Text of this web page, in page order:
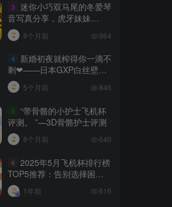
3 迷你小巧双马尾的冬爱琴
音写真分享，虎牙妹妹
YYDS!
8个月前 964
4
新婚初夜就榨得你一滴不
剩❤——日本GXP白丝壁女
测评 五星推荐[db:副标题]
5个月前 846
5 “带骨骼的小护士飞机杯
评测。 ”—3D骨骼护士评测
8个月前 640
6 2025年5月飞机杯排行榜
TOP5推荐：告别选择困
难，秒懂哪款适合你！
1年前 616